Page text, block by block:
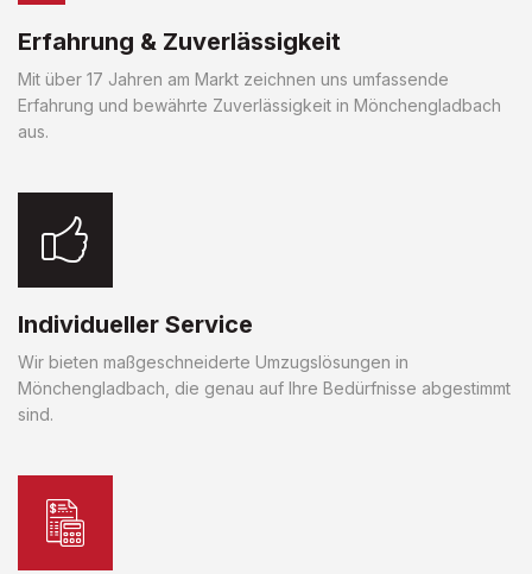
Erfahrung & Zuverlässigkeit
Mit über 17 Jahren am Markt zeichnen uns umfassende
Erfahrung und bewährte Zuverlässigkeit in Mönchengladbach
aus.
Individueller Service
Wir bieten maßgeschneiderte Umzugslösungen in
Mönchengladbach, die genau auf Ihre Bedürfnisse abgestimmt
sind.